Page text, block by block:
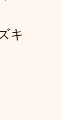
キ